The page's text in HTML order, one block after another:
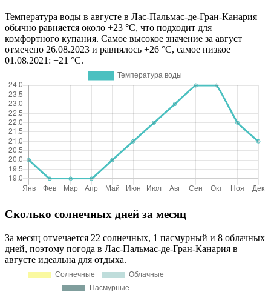
Температура воды в августе в Лас-Пальмас-де-Гран-Канария
обычно равняется около +23 °C, что подходит для
комфортного купания. Самое высокое значение за август
отмечено 26.08.2023 и равнялось +26 °C, самое низкое
01.08.2021: +21 °C.
Сколько солнечных дней за месяц
За месяц отмечается 22 солнечных, 1 пасмурный и 8 облачных
дней, поэтому погода в Лас-Пальмас-де-Гран-Канария в
августе идеальна для отдыха.